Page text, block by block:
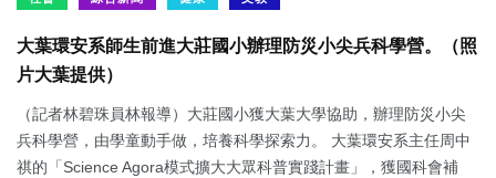
大葉環安系師生前進大莊國小辦理防災小尖兵科學營。（照
片大葉提供）
（記者林碧珠員林報導）大莊國小獲大葉大學協助，辦理防災小尖
兵科學營，由學童動手做，培養科學探索力。 大葉環安系主任周中
祺的「Science Agora模式擴大大眾科普實踐計畫」，獲國科會補